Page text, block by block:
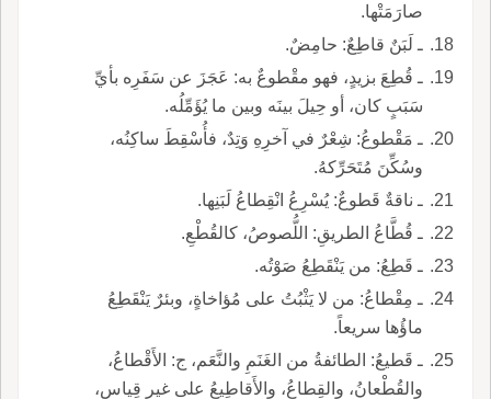
صارَمَتْها.
ـ لَبَنٌ قاطِعٌ: حامِضٌ.
ـ قُطِعَ بزيدٍ، فهو مقْطوعٌ به: عَجَزَ عن سَفَرِه بأيِّ
سَبَبٍ كان، أو حِيلَ بينَه وبين ما يُؤَمِّلُه.
ـ مَقْطوعُ: شِعْرٌ في آخرِهِ وَتِدٌ، فأُسْقِطَ ساكِنُه،
وسُكِّنَ مُتَحَرِّكهُ.
ـ ناقةٌ قَطوعٌ: يُسْرِعُ انْقِطاعُ لَبَنِها.
ـ قُطَّاعُ الطريقِ: اللُّصوصُ، كالقُطْعِ.
ـ قَطِعُ: من يَنْقَطِعُ صَوْتُه.
ـ مِقْطاعُ: من لا يَثْبُتُ على مُؤاخاةٍ، وبئرٌ يَنْقَطِعُ
ماؤُها سريعاً.
ـ قَطيعُ: الطائفةُ من الغَنَمِ والنَّعَم، ج: الأَقْطاعُ،
والقُطْعانُ، والقِطاعُ، والأَقاطِيعُ على غيرِ قِياسٍ،